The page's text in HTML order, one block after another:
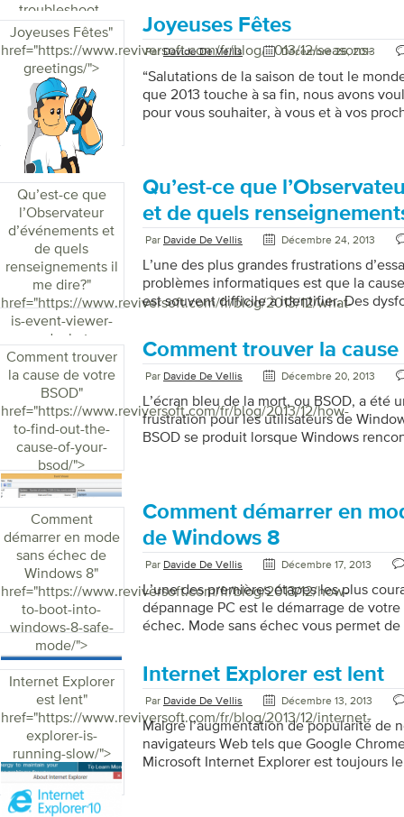
troubleshoot-
problems/">
diagnostiquer et corriger ces erreurs
vos activités en un rien de temps. L’
est l’un des outils de diagnostic les plus
visionneuse peut afficher les erreurs qui
aider à découvrir pourquoi elles se sont
Joyeuses Fêtes"
href="https://www.reviversoft.com/fr/blog/2013/12/seasons-
greetings/">
Joyeuses Fêtes
ParDavide De Vellis Décembre 26, 2013
“Salutations de la saison de tout le
que 2013 touche à sa fin, nous avons
pour vous souhaiter, à vous et à vos
anniversaire, et quel incroyable voyage il
2013 sera une année particulièrement
nous avons non seulement pu […]
Qu’est-ce que
l’Observateur
d’événements et
de quels
renseignements il
me dire?"
href="https://www.reviversoft.com/fr/blog/2013/12/what-
is-event-viewer-
and-what-
information-does-
it-tell-me/">
Qu’est-ce que
et de quels
Par Davide De Vellis Décembre 24, 2013
L’une des plus grandes frustrations
problèmes informatiques est que la
est souvent difficile à identifier. Des
parfaitement bien; la minute suivante,
démarrer ou les programmes ne
utile qui est peu connu parmi de
Windows. L’Observateur d’événements
événements qui se produisent sur […]
Comment trouver
la cause de votre
BSOD"
href="https://www.reviversoft.com/fr/blog/2013/12/how-
to-find-out-the-
cause-of-your-
bsod/">
Comment trouver la cause
Par Davide De Vellis Décembre 20, 2013
L’écran bleu de la mort, ou BSOD, a été
frustration pour les utilisateurs de
BSOD se produit lorsque Windows
ennuyeuses, mais elles peuvent
données importantes et signifier un
machine. Comment trouver la cause de
sont […]
Comment
démarrer en mode
sans échec de
Windows 8"
href="https://www.reviversoft.com/fr/blog/2013/12/how-
to-boot-into-
windows-8-safe-
mode/">
Comment démarrer en
de Windows 8
Par Davide De Vellis Décembre 17, 2013
L’une des premières étapes les plus
dépannage PC est le démarrage de votre
échec. Mode sans échec vous permet
pour réparer les problèmes causés par
malveillants, des modifications
à jour défectueuses. Passer en mode
simple pour les anciennes versions de
Internet Explorer
est lent"
href="https://www.reviversoft.com/fr/blog/2013/12/internet-
explorer-is-
running-slow/">
Internet Explorer est lent
Par Davide De Vellis Décembre 13, 2013
Malgré l’augmentation de popularité de
navigateurs Web tels que Google
Microsoft Internet Explorer est toujours